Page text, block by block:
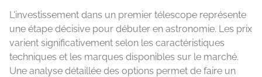
L'investissement dans un premier télescope représente
une étape décisive pour débuter en astronomie. Les prix
varient significativement selon les caractéristiques
techniques et les marques disponibles sur le marché.
Une analyse détaillée des options permet de faire un